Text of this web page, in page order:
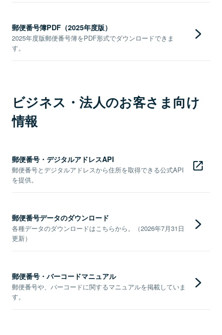
郵便番号簿PDF（2025年度版）
2025年度版郵便番号簿をPDF形式でダウンロードできま
す。
ビジネス・法人のお客さま向け
情報
郵便番号・デジタルアドレスAPI
郵便番号とデジタルアドレスから住所を取得できる公式API
を提供。
郵便番号データのダウンロード
各種データのダウンロードはこちらから。（2026年7月31日
更新）
郵便番号・バーコードマニュアル
郵便番号や、バーコードに関するマニュアルを掲載していま
す。